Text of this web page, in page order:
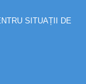
SITUAȚII DE